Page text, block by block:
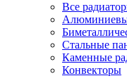
Все
Стальные
Каменные
Конвекторы